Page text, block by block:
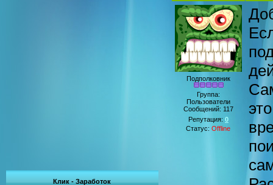
Клик - Заработок
Подполковник
Группа:
Пользователи
Сообщений: 117
Репутация: 0
Статус:Offline